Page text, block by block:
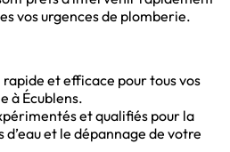
vos urgences de plomberie.
et efficace pour tous vos
à Écublens.
et qualifiés pour la
et le dépannage de votre